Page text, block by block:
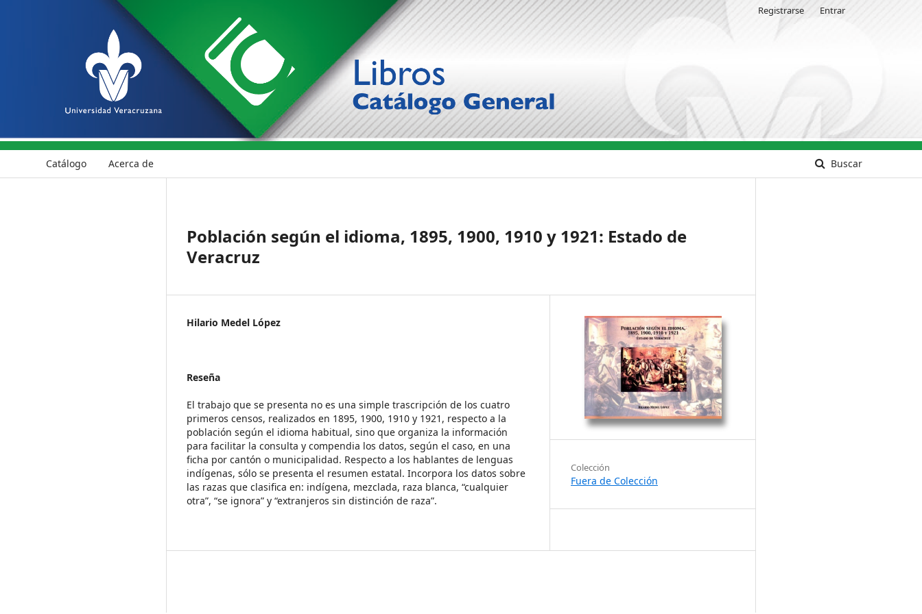
Catálogo Acerca de Buscar
Registrarse Entrar
Población según el idioma, 1895, 1900, 1910 y 1921: Estado de
Veracruz
Hilario Medel López
Reseña
El trabajo que se presenta no es una simple trascripción de los cuatro
primeros censos, realizados en 1895, 1900, 1910 y 1921, respecto a la
población según el idioma habitual, sino que organiza la información
para facilitar la consulta y compendia los datos, según el caso, en una
ficha por cantón o municipalidad. Respecto a los hablantes de lenguas
indígenas, sólo se presenta el resumen estatal. Incorpora los datos sobre
las razas que clasifica en: indígena, mezclada, raza blanca, “cualquier
otra”, “se ignora” y “extranjeros sin distinción de raza”.
Colección
Fuera de Colección